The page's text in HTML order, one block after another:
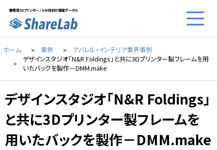
業務用3Dプリンター / AM技術の情報ポータル
ホーム 事例
アパレル・インテリア業界事例
デザインスタジオ「N&R Foldings」と共に3Dプリンター製フレームを用
いたバックを製作－DMM.make
デザインスタジオ「N&R Foldings」
と共に3Dプリンター製フレームを
用いたバックを製作－DMM.make